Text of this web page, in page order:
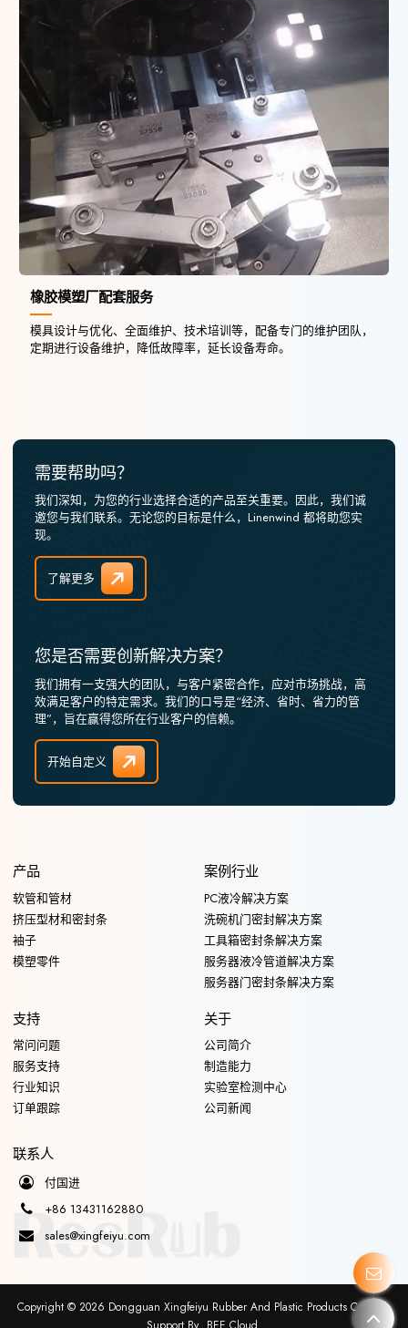
橡胶模塑厂配套服务
模具设计与优化、全面维护、技术培训等，配备专门的维护团队，
定期进行设备维护，降低故障率，延长设备寿命。
需要帮助吗？
我们深知，为您的行业选择合适的产品至关重要。因此，我们诚
邀您与我们联系。无论您的目标是什么，Linenwind 都将助您实
现。
了解更多
您是否需要创新解决方案？
我们拥有一支强大的团队，与客户紧密合作，应对市场挑战，高
效满足客户的特定需求。我们的口号是“经济、省时、省力的管
理”，旨在赢得您所在行业客户的信赖。
开始自定义
产品
软管和管材
挤压型材和密封条
袖子
模塑零件
案例行业
PC液冷解决方案
洗碗机门密封解决方案
工具箱密封条解决方案
服务器液冷管道解决方案
服务器门密封条解决方案
支持
常问问题
服务支持
行业知识
订单跟踪
关于
公司简介
制造能力
实验室检测中心
公司新闻
联系人
付国进
+86 13431162880
sales@xingfeiyu.com
Copyright © 2026 Dongguan Xingfeiyu Rubber And Plastic Products Co., Ltd.